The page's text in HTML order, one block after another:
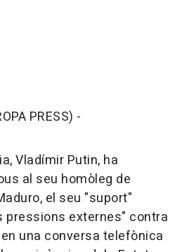
PRESS) -
Vladímir Putin, ha
al seu homòleg de
el seu "suport"
pressions externes" contra
una conversa telefònica